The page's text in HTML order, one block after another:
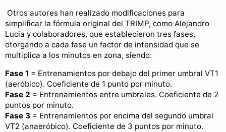
Otros autores han realizado modificaciones para
simplificar la fórmula original del TRIMP, como Alejandro
Lucia y colaboradores, que establecieron tres fases,
otorgando a cada fase un factor de intensidad que se
multiplica a los minutos en zona, siendo:
Fase 1 = Entrenamientos por debajo del primer umbral VT1
(aeróbico). Coeficiente de 1 punto por minuto.
Fase 2 = Entrenamientos entre umbrales. Coeficiente de 2
puntos por minuto.
Fase 3 = Entrenamientos por encima del segundo umbral
VT2 (anaeróbico). Coeficiente de 3 puntos por minuto.